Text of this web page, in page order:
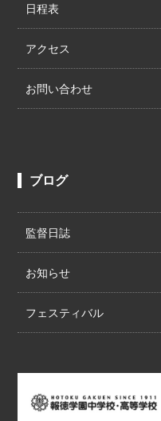
日程表
アクセス
お問い合わせ
ブログ
監督日誌
お知らせ
フェスティバル